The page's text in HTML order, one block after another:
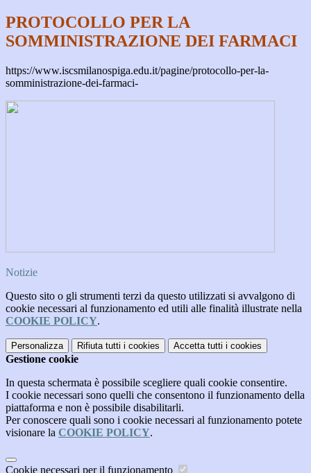
PROTOCOLLO PER LA
SOMMINISTRAZIONE DEI FARMACI
https://www.iscsmilanospiga.edu.it/pagine/protocollo-per-la-
somministrazione-dei-farmaci-
Notizie
Questo sito o gli strumenti terzi da questo utilizzati si avvalgono di
cookie necessari al funzionamento ed utili alle finalità illustrate nella
COOKIE POLICY.
Personalizza Rifiuta tutti i cookies Accetta tutti i cookies
Gestione cookie
In questa schermata è possibile scegliere quali cookie consentire.
I cookie necessari sono quelli che consentono il funzionamento della
piattaforma e non è possibile disabilitarli.
Per conoscere quali sono i cookie necessari al funzionamento potete
visionare la COOKIE POLICY.
Cookie necessari per il funzionamento